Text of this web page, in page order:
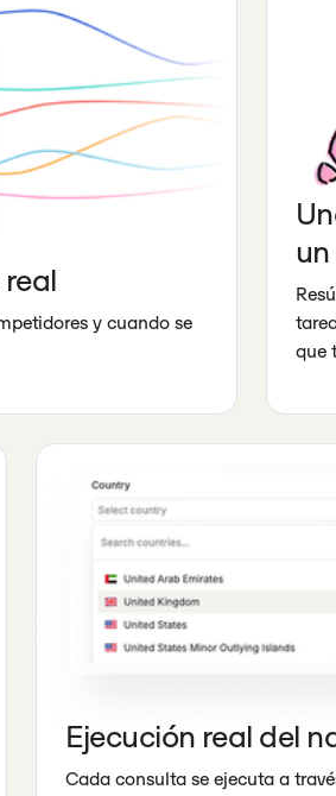
y cuando se
que
Ejecución real del
Cada consulta se ejecuta a